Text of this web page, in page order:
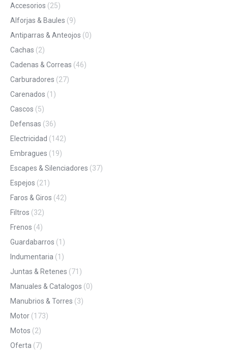
Accesorios (25)
Alforjas & Baules (9)
Antiparras & Anteojos (0)
Cachas (2)
Cadenas & Correas (46)
Carburadores (27)
Carenados (1)
Cascos (5)
Defensas (36)
Electricidad (142)
Embragues (19)
Escapes & Silenciadores (37)
Espejos (21)
Faros & Giros (42)
Filtros (32)
Frenos (4)
Guardabarros (1)
Indumentaria (1)
Juntas & Retenes (71)
Manuales & Catalogos (0)
Manubrios & Torres (3)
Motor (173)
Motos (2)
Oferta (7)